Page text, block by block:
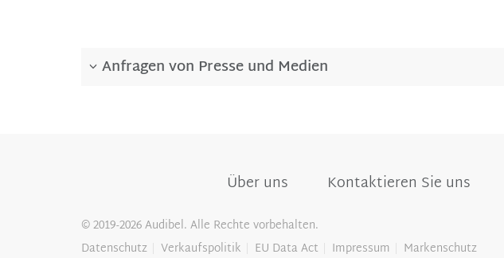
Anfragen von Presse und Medien
Über uns Kontaktieren Sie uns
© 2019-2026 Audibel. Alle Rechte vorbehalten.
Datenschutz
Verkaufspolitik EU Data Act Impressum Markenschutz